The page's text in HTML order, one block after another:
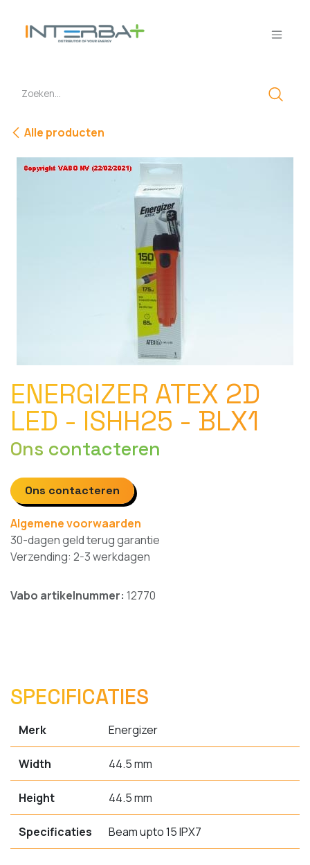
Alle producten
ENERGIZER ATEX 2D
LED - ISHH25 - BLX1
Ons contacteren
Ons contacteren
Algemene voorwaarden
30-dagen geld terug garantie
Verzending: 2-3 werkdagen
Vabo artikelnummer: 12770
SPECIFICATIES
Merk Energizer
Width 44.5 mm
Height 44.5 mm
Specificaties Beam upto 15 IPX7